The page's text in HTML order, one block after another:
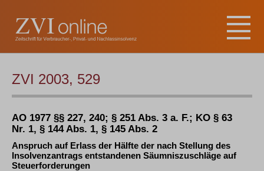
ZVI 2003, 529
AO 1977 §§ 227, 240; § 251 Abs. 3 a. F.; KO § 63
Nr. 1, § 144 Abs. 1, § 145 Abs. 2
Anspruch auf Erlass der Hälfte der nach Stellung des
Insolvenzantrags entstandenen Säumniszuschläge auf
Steuerforderungen